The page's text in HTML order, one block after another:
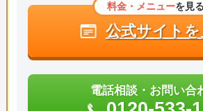
料金・メニューを見る
公式サイトを
電話相談・お問い合